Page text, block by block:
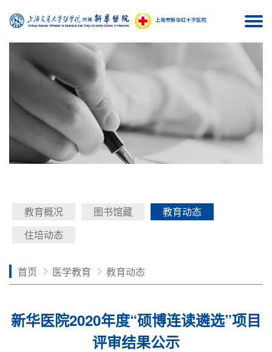
教育概况 图书馆藏
教育动态
住培动态
首页 医学教育 教育动态
新华医院2020年度“硕博连读遴选”项目
评审结果公示